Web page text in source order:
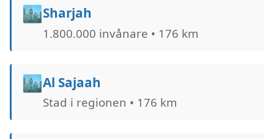
🏙️Sharjah
1.800.000 invånare • 176 km
🏙️Al Sajaah
Stad i regionen • 176 km